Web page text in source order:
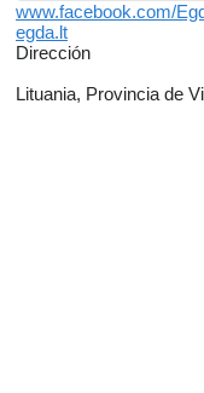
www.facebook.com/
egda.lt
Dirección
Lituania, Provincia de